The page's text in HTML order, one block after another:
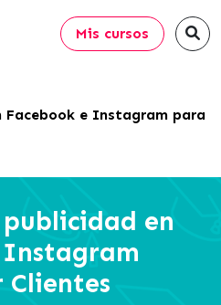
Mis cursos
Facebook e Instagram para
en
Instagram